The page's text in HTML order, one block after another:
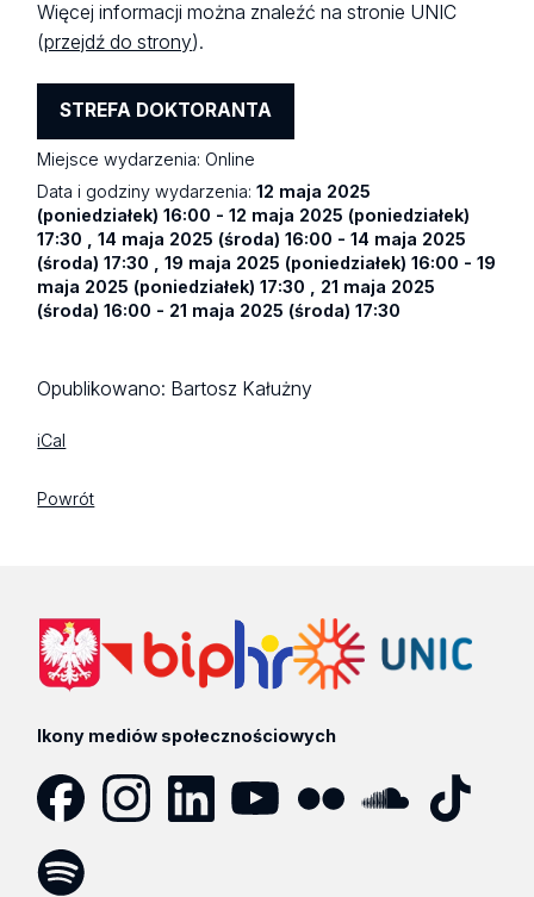
Więcej informacji można znaleźć na stronie UNIC
(przejdź do strony).
STREFA DOKTORANTA
Miejsce wydarzenia: Online
Data i godziny wydarzenia:12 maja 2025
(poniedziałek) 16:00 - 12 maja 2025 (poniedziałek)
17:30 , 14 maja 2025 (środa) 16:00 - 14 maja 2025
(środa) 17:30 , 19 maja 2025 (poniedziałek) 16:00 - 19
maja 2025 (poniedziałek) 17:30 , 21 maja 2025
(środa) 16:00 - 21 maja 2025 (środa) 17:30
Opublikowano: Bartosz Kałużny
iCal
Powrót
Ikony mediów społecznościowych